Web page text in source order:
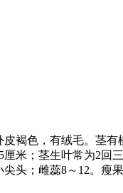
褐色，有绒毛。茎
米；茎生叶常为2
头；雌蕊8～12。瘦